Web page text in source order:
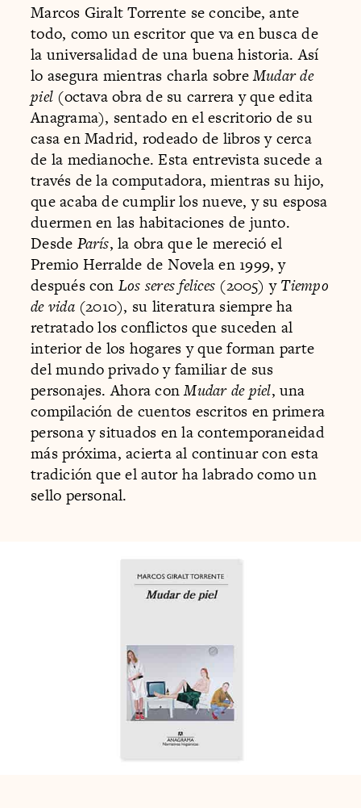
Marcos Giralt Torrente se concibe, ante
todo, como un escritor que va en busca de
la universalidad de una buena historia. Así
lo asegura mientras charla sobreMudar de
piel (octava obra de su carrera y que edita
Anagrama), sentado en el escritorio de su
casa en Madrid, rodeado de libros y cerca
de la medianoche. Esta entrevista sucede a
través de la computadora, mientras su hijo,
que acaba de cumplir los nueve, y su esposa
duermen en las habitaciones de junto.
Desde París, la obra que le mereció el
Premio Herralde de Novela en 1999, y
después con Los seres felices (2005) yTiempo
de vida(2010), su literatura siempre ha
retratado los conflictos que suceden al
interior de los hogares y que forman parte
del mundo privado y familiar de sus
personajes. Ahora conMudar de piel, una
compilación de cuentos escritos en primera
persona y situados en la contemporaneidad
más próxima, acierta al continuar con esta
tradición que el autor ha labrado como un
sello personal.